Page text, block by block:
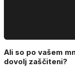
Ali so po vašem
dovolj zaščiteni?